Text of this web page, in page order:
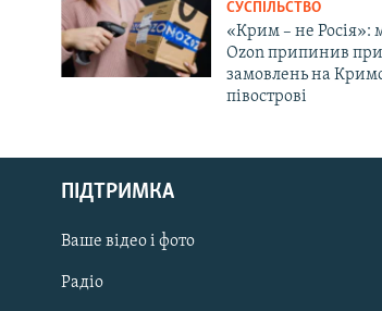
Русский
Qırımtatar
ДОЛУЧАЙСЯ!
СУСПІЛЬСТВО
«Крим – не Росія»:
Ozon припинив
замовлень на
півострові
ПІДТРИМКА
Ваше відео і фото
Радіо